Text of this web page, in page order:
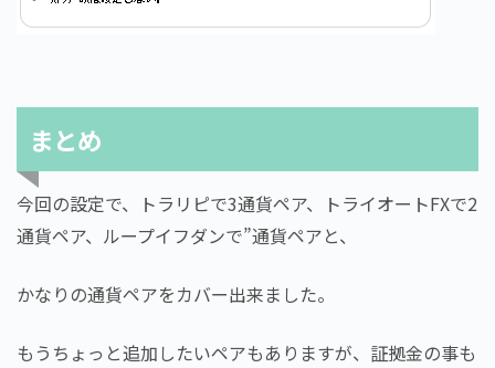
まとめ
今回の設定で、トラリピで3通貨ペア、トライオートFXで2
通貨ペア、ループイフダンで”通貨ペアと、
かなりの通貨ペアをカバー出来ました。
もうちょっと追加したいペアもありますが、証拠金の事も